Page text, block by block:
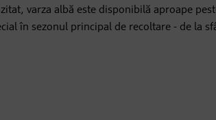
varza albă este disponibilă aproape
în sezonul principal de recoltare - de la